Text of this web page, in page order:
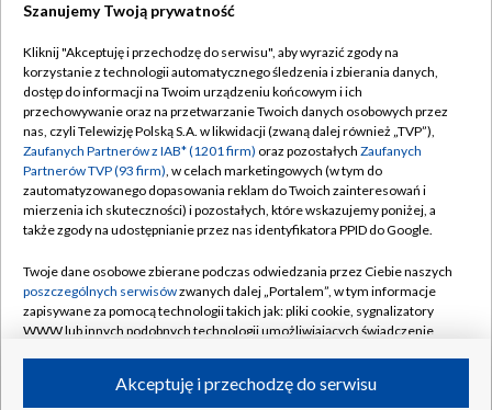
TVP
Abonament TVP
Emisja w TVP
Centrum informacji TVP
Naziemna Telewizja Cyfrowa
Rada Programowa
System NOS
Informacje o nadawcy
Program dla prasy
Regulamin TVP
Polityka prywatności
Moje zgody
Pomoc
Kontakt
Kanały
Szanujemy Twoją prywatność
Kliknij "Akceptuję i przechodzę do serwisu", aby wyrazić zgody na
korzystanie z technologii automatycznego śledzenia i zbierania danych,
dostęp do informacji na Twoim urządzeniu końcowym i ich
przechowywanie oraz na przetwarzanie Twoich danych osobowych przez
nas, czyli Telewizję Polską S.A. w likwidacji (zwaną dalej również „TVP”),
Zaufanych Partnerów z IAB* (1201 firm) oraz pozostałych Zaufanych
Partnerów TVP (93 firm), w celach marketingowych (w tym do
zautomatyzowanego dopasowania reklam do Twoich zainteresowań i
mierzenia ich skuteczności) i pozostałych, które wskazujemy poniżej, a
także zgody na udostępnianie przez nas identyfikatora PPID do Google.
Twoje dane osobowe zbierane podczas odwiedzania przez Ciebie naszych
poszczególnych serwisówzwanych dalej „Portalem”, w tym informacje
zapisywane za pomocą technologii takich jak: pliki cookie, sygnalizatory
WWW lub innych podobnych technologii umożliwiających świadczenie
ruchu w Internecie.Akceptuję i przechodzę do serwisu